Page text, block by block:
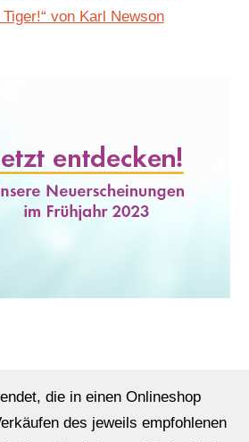
von Karl Newson
die in einen Onlineshop
des jeweils empfohlenen